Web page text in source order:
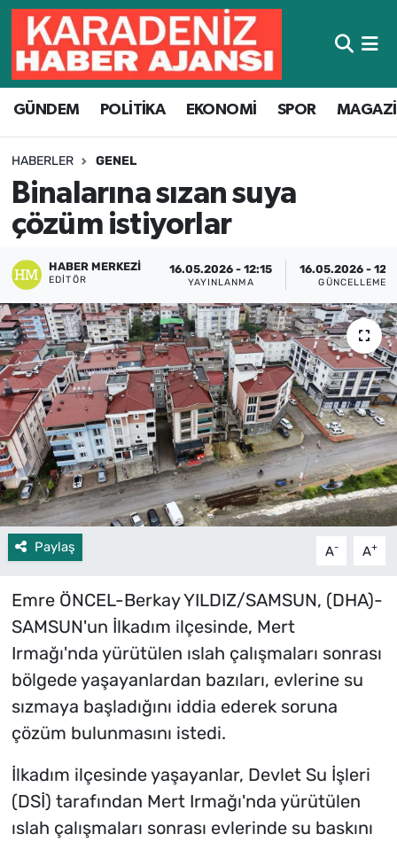
GÜNDEM POLİTİKA EKONOMİ SPOR
HABERLER GENEL
Binalarına sızan suya
çözüm istiyorlar
HABER MERKEZI
EDITÖR
16.05.2026 - 12:15
YAYINLANMA
16.05.2026 -
GÜNCELLEME
Paylaş A- A+
Emre ÖNCEL-Berkay YILDIZ/SAMSUN, (DHA)-
SAMSUN'un İlkadım ilçesinde, Mert
Irmağı'nda yürütülen ıslah çalışmaları sonrası
bölgede yaşayanlardan bazıları, evlerine su
sızmaya başladığını iddia ederek soruna
çözüm bulunmasını istedi.
İlkadım ilçesinde yaşayanlar, Devlet Su İşleri
(DSİ) tarafından Mert Irmağı'nda yürütülen
ıslah çalışmaları sonrası evlerinde su baskını
Hava Durumu
Trafik Durumu
Süper Lig Puan Durumu ve Fikstür
Tüm Manşetler